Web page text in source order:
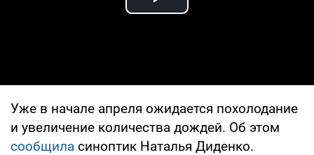
Play Video
Уже в начале апреля ожидается похолодание
и увеличение количества дождей. Об этом
сообщила синоптик Наталья Диденко.